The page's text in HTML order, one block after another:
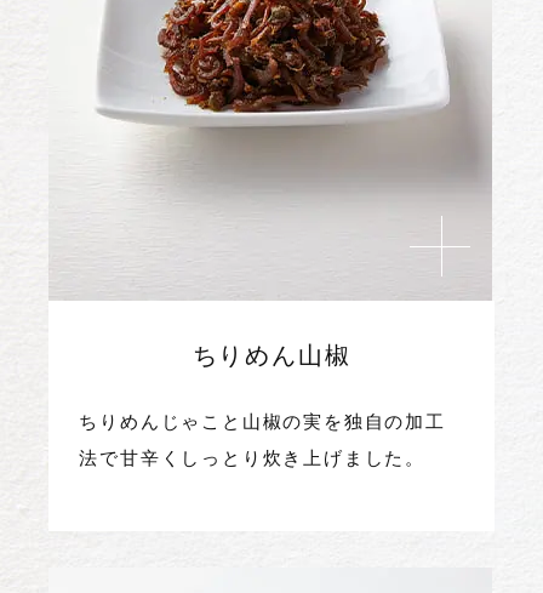
ちりめん山椒
ちりめんじゃこと山椒の実を独自の加工
法で甘辛くしっとり炊き上げました。